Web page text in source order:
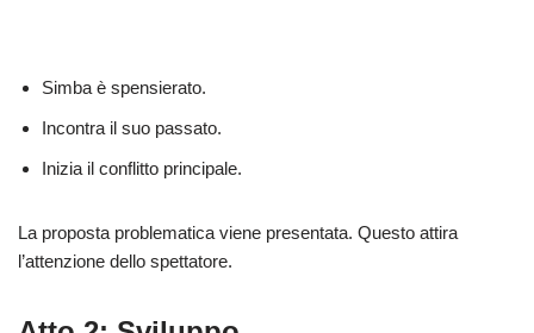
Simba è spensierato.
Incontra il suo passato.
Inizia il conflitto principale.
La proposta problematica viene presentata. Questo attira
l’attenzione dello spettatore.